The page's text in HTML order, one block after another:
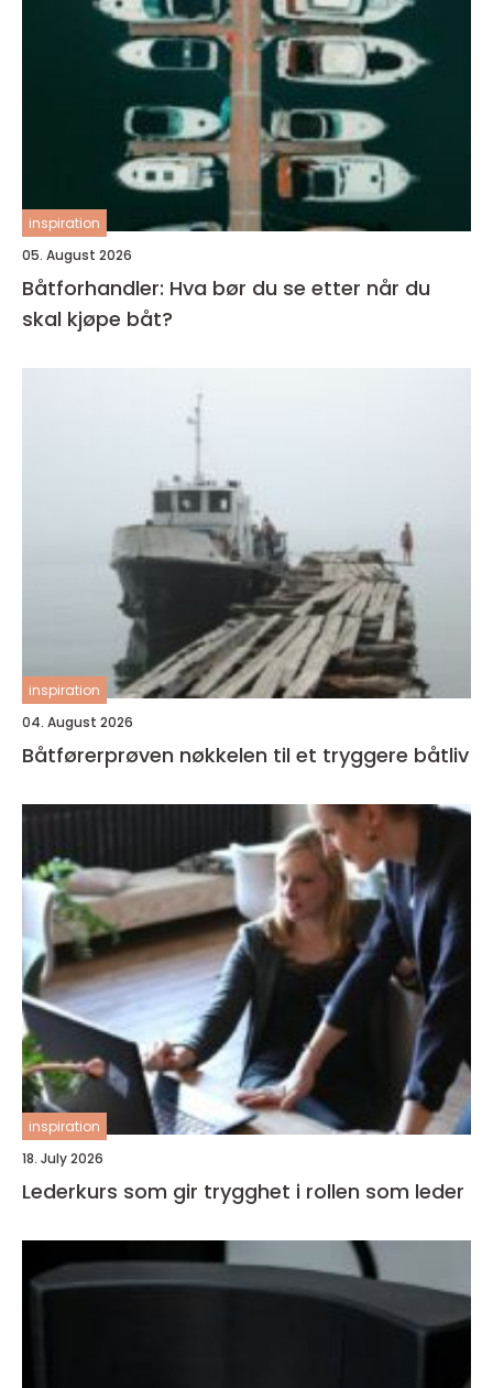
inspiration
05. August 2026
Båtforhandler: Hva bør du se etter når du
skal kjøpe båt?
inspiration
04. August 2026
Båtførerprøven nøkkelen til et tryggere båtliv
inspiration
18. July 2026
Lederkurs som gir trygghet i rollen som leder